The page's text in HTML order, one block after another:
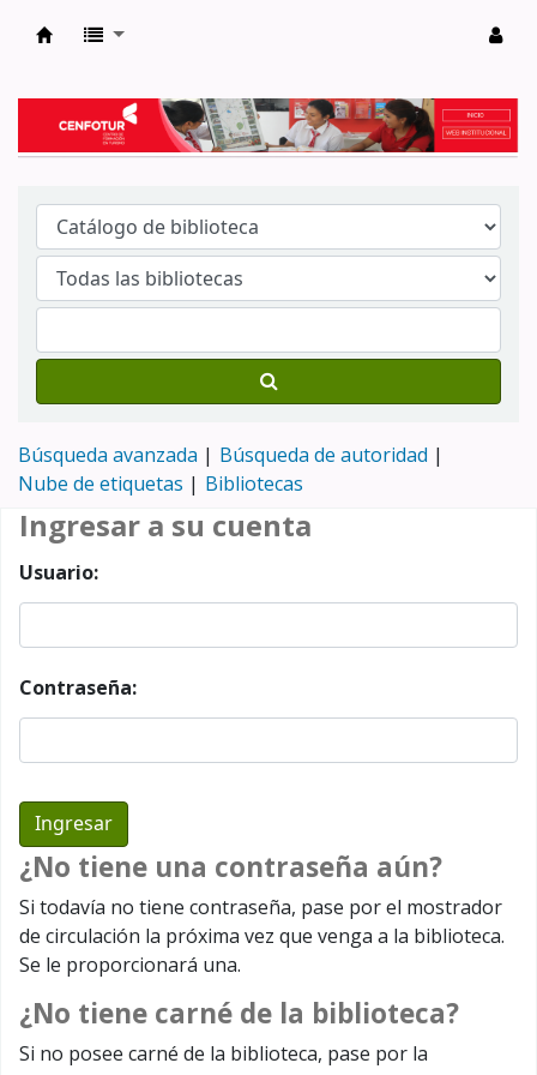
Búsqueda avanzada
Búsqueda de autoridad
Nube de etiquetas
Bibliotecas
Ingresar a su cuenta
Usuario:
Contraseña:
¿No tiene una contraseña aún?
Si todavía no tiene contraseña, pase por el mostrador
de circulación la próxima vez que venga a la biblioteca.
Se le proporcionará una.
¿No tiene carné de la biblioteca?
Si no posee carné de la biblioteca, pase por la